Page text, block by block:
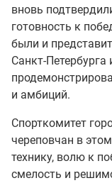
вновь
готовность к
были и
Санкт-
и амбиций.
Спорткомитет
череповчан в
технику, волю к
смелость и